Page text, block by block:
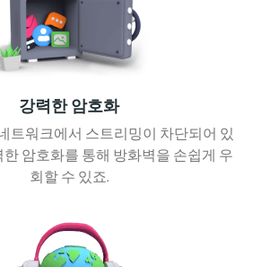
강력한 암호화
트워크에서 스트리밍이 차단되어 있
한 암호화를 통해 방화벽을 손쉽게 우
회할 수 있죠.